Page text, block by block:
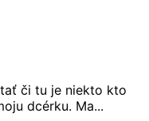
či tu je niekto kto
dcérku. Ma...